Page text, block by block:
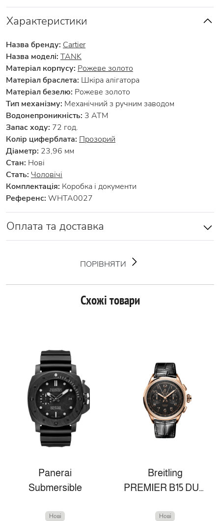
Характеристики
Назва бренду: Cartier
Назва моделі: TANK
Матеріал корпусу: Рожеве золото
Матеріал браслета: Шкіра алігатора
Матеріал безелю: Рожеве золото
Тип механізму: Механічний з ручним заводом
Водонепроникність: 3 АТМ
Запас ходу: 72 год.
Колір циферблата: Прозорий
Діаметр: 23,96 мм
Стан: Нові
Стать: Чоловічі
Комплектація: Коробка і документи
Референс: WHTA0027
Оплата та доставка
ПОРІВНЯТИ
Схожі товари
Panerai
Submersible
Нові
Breitling
PREMIER B15 DUOGRAPH 42
Нові